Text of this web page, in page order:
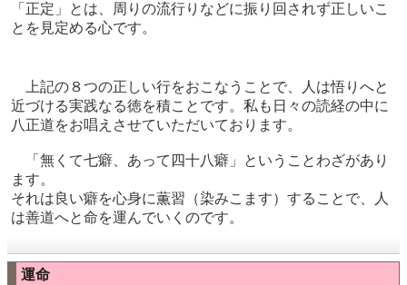
「正定」とは、周りの流行りなどに振り回されず正しいこ
とを見定める心です。
上記の８つの正しい行をおこなうことで、人は悟りへと
近づける実践なる徳を積ことです。私も日々の読経の中に
八正道をお唱えさせていただいております。
「無くて七癖、あって四十八癖」ということわざがあり
ます。
それは良い癖を心身に薫習（染みこます）することで、人
は善道へと命を運んでいくのです。
運命